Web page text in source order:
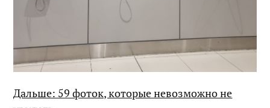
Дальше: 59 фоток, которые невозможно не